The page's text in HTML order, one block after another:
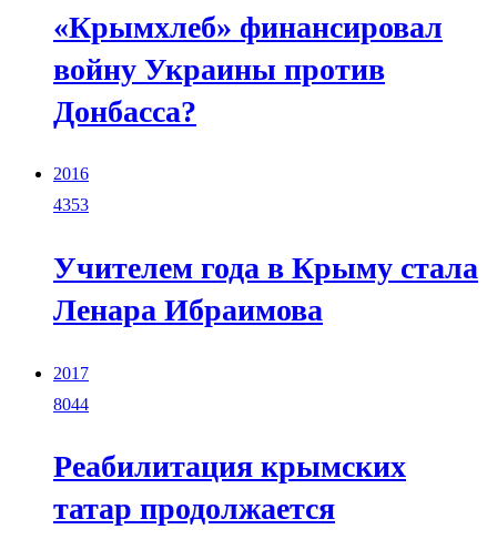
«Крымхлеб» финансировал
войну Украины против
Донбасса?
2016
4353
Учителем года в Крыму стала
Ленара Ибраимова
2017
8044
Реабилитация крымских
татар продолжается